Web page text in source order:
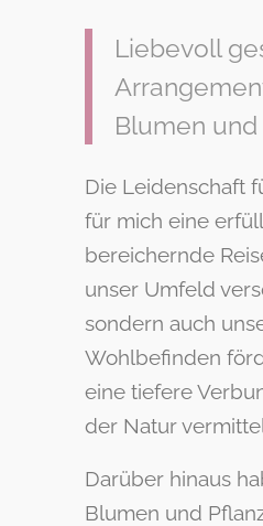
Liebevoll
Blumen und
Die Leidenschaft
für mich eine
bereichernde
unser Umfeld
sondern auch
Wohlbefinden
eine tiefere
der Natur
Darüber hinaus
Blumen und